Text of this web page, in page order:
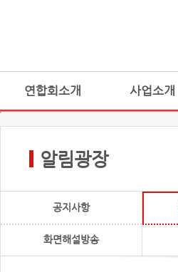
연합회소개 사업소개
알림광장
공지사항
화면해설방송